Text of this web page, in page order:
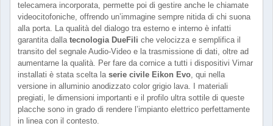
telecamera incorporata, permette poi di gestire anche le chiamate
videocitofoniche, offrendo un’immagine sempre nitida di chi suona
alla porta. La qualità del dialogo tra esterno e interno è infatti
garantita dalla tecnologia DueFili che velocizza e semplifica il
transito del segnale Audio-Video e la trasmissione di dati, oltre ad
aumentarne la qualità. Per fare da cornice a tutti i dispositivi Vimar
installati è stata scelta la serie civile Eikon Evo, qui nella
versione in alluminio anodizzato color grigio lava. I materiali
pregiati, le dimensioni importanti e il profilo ultra sottile di queste
placche sono in grado di rendere l’impianto elettrico perfettamente
in linea con il contesto.